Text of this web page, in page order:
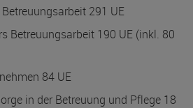
291 UE
Betreuungsarbeit 190 UE (inkl. 80
84 UE
in der Betreuung und Pflege 18